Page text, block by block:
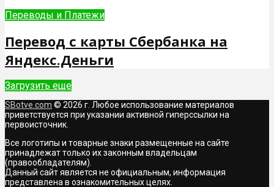
Переводы и Платежи
Перевод с карты Сбербанка на
Яндекс.Деньги
Загрузить еще
SBotve.com © 2026 г. Любое использование материалов
приветствуется при указании активной гиперссылки на
первоисточник.
Все логотипы и товарные знаки размещенные на сайте
принадлежат только их законным владельцам
(правообладателям).
Данный сайт является не официальным, информация
представлена в ознакомительных целях.